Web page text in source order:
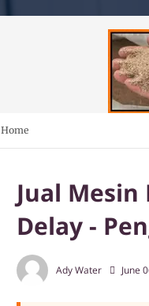
Home
Jual Mesin
Delay -
Ady Water June